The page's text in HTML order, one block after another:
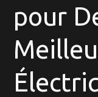
pour